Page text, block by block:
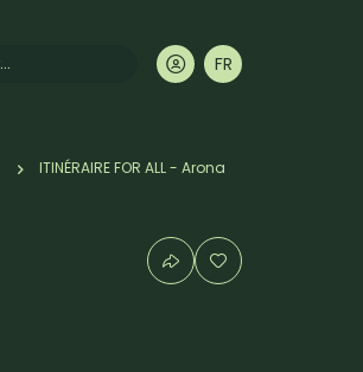
FR
IT
EN
DE
ITINÉRAIRE FOR ALL - Arona